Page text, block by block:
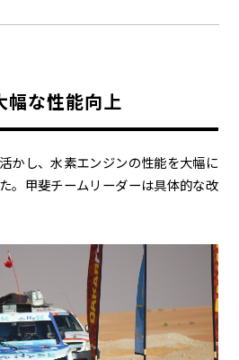
幅な性能向上
かし、水素エンジンの性能を大幅に
。甲斐チームリーダーは具体的な改